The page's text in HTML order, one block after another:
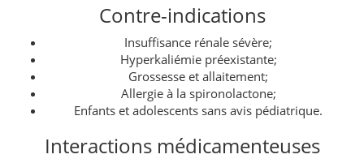
Contre-indications
Insuffisance rénale sévère;
Hyperkaliémie préexistante;
Grossesse et allaitement;
Allergie à la spironolactone;
Enfants et adolescents sans avis pédiatrique.
Interactions médicamenteuses